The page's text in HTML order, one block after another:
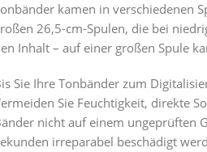
kamen in verschiedenen
26,5-cm-Spulen, die bei
Inhalt – auf einer großen Spule
Sie Ihre Tonbänder zum
Sie Feuchtigkeit, direkte
nicht auf einem ungeprüften
irreparabel beschädigt